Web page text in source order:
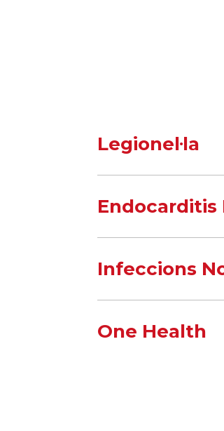
Legionel·la
Endocarditis
Infeccions
One Health